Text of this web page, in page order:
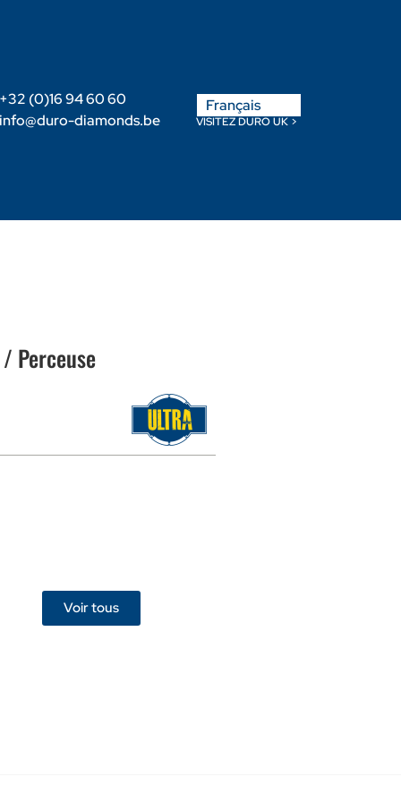
+32 (0)16 94 60 60
info@duro-diamonds.be
Français
Nederlands
VISITEZ DURO UK >
Perceuse
Voir tous